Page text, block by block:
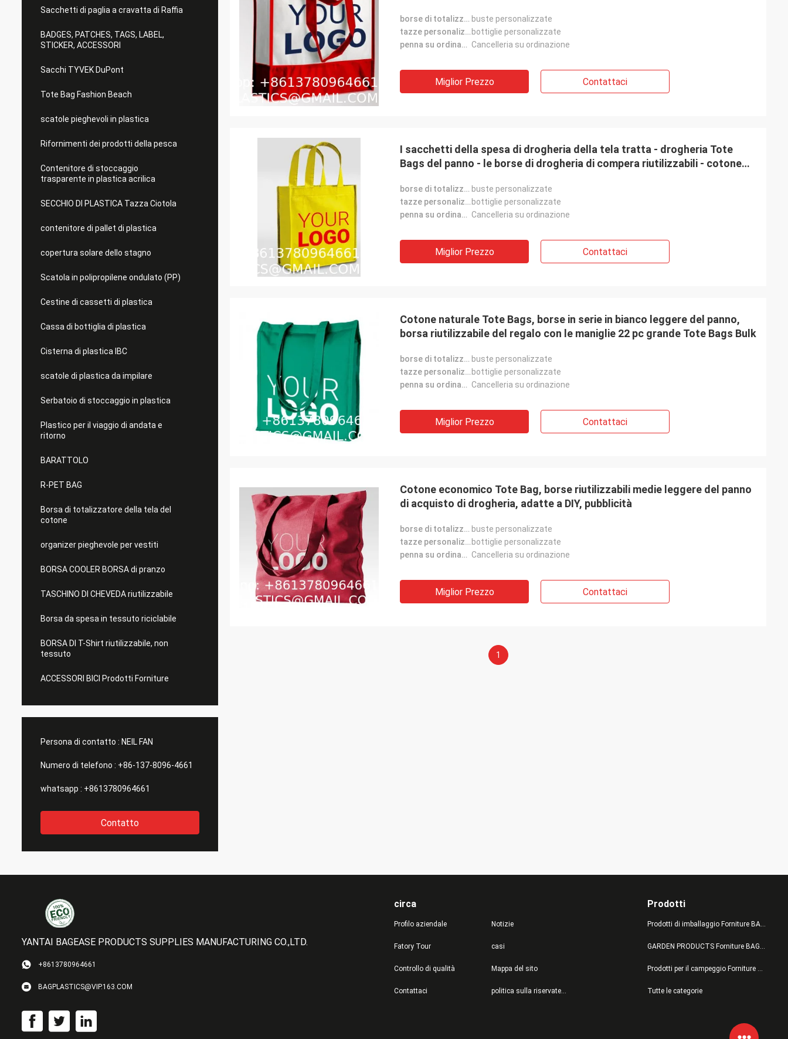
Sacchetti di paglia a cravatta di Raffia
BADGES, PATCHES, TAGS, LABEL,
STICKER, ACCESSORI
Sacchi TYVEK DuPont
Tote Bag Fashion Beach
scatole pieghevoli in plastica
Rifornimenti dei prodotti della pesca
Contenitore di stoccaggio
trasparente in plastica acrilica
SECCHIO DI PLASTICA Tazza Ciotola
contenitore di pallet di plastica
copertura solare dello stagno
Scatola in polipropilene ondulato (PP)
Cestine di cassetti di plastica
Cassa di bottiglia di plastica
Cisterna di plastica IBC
scatole di plastica da impilare
Serbatoio di stoccaggio in plastica
Plastico per il viaggio di andata e
ritorno
BARATTOLO
R-PET BAG
Borsa di totalizzatore della tela del
cotone
organizer pieghevole per vestiti
BORSA COOLER BORSA di pranzo
TASCHINO DI CHEVEDA riutilizzabile
Borsa da spesa in tessuto riciclabile
BORSA DI T-Shirt riutilizzabile, non
tessuto
ACCESSORI BICI Prodotti Forniture
Persona di contatto : NEIL FAN
Numero di telefono : +86-137-8096-4661
whatsapp : +8613780964661
Contatto
borse di totalizzatore su ordinazione: buste personalizzate
tazze personalizzate: bottiglie personalizzate
penna su ordinazione: Cancelleria su ordinazione
Miglior Prezzo Contattaci
I sacchetti della spesa di drogheria della tela tratta - drogheria Tote
Bags del panno - le borse di drogheria di compera riutilizzabili - cotone
borse di totalizzatore su ordinazione: buste personalizzate
tazze personalizzate: bottiglie personalizzate
penna su ordinazione: Cancelleria su ordinazione
Miglior Prezzo Contattaci
Cotone naturale Tote Bags, borse in serie in bianco leggere del panno,
borsa riutilizzabile del regalo con le maniglie 22 pc grande Tote Bags Bulk
borse di totalizzatore su ordinazione: buste personalizzate
tazze personalizzate: bottiglie personalizzate
penna su ordinazione: Cancelleria su ordinazione
Miglior Prezzo Contattaci
Cotone economico Tote Bag, borse riutilizzabili medie leggere del panno
di acquisto di drogheria, adatte a DIY, pubblicità
borse di totalizzatore su ordinazione: buste personalizzate
tazze personalizzate: bottiglie personalizzate
penna su ordinazione: Cancelleria su ordinazione
Miglior Prezzo Contattaci
1
YANTAI BAGEASE PRODUCTS SUPPLIES MANUFACTURING CO.,LTD.
+8613780964661
BAGPLASTICS@VIP.163.COM
circa
Profilo aziendale
Fatory Tour
Controllo di qualità
Contattaci
Notizie
casi
Mappa del sito
politica sulla riservatezza
Prodotti
Prodotti di imballaggio Forniture BAGEASE MANUFACTURING
GARDEN PRODUCTS Forniture BAGEASE MANUFACTURING
Prodotti per il campeggio Forniture BAGEASE MANUFACTURING
Tutte le categorie